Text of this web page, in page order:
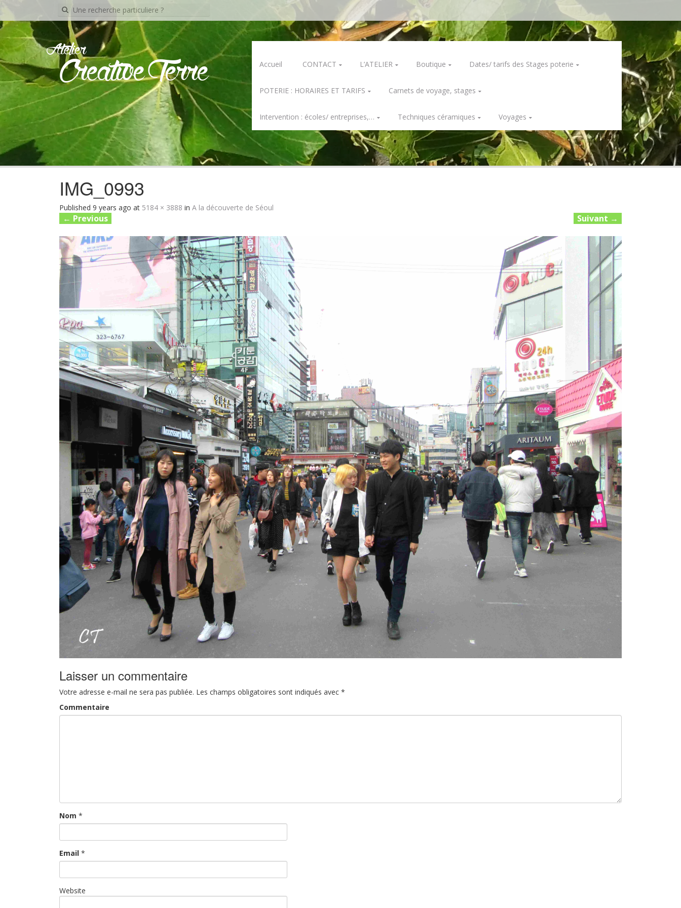
Recherche
pour:
Atelier
Creative Terre
Skip
Accueil CONTACT L’ATELIER Boutique Dates/ tarifs des Stages poterie
POTERIE : HORAIRES ET TARIFS Carnets de voyage, stages
Intervention : écoles/ entreprises,… Techniques céramiques Voyages
IMG_0993
Published 9 years ago at 5184 × 3888 in A la découverte de Séoul
← Previous Suivant →
Laisser un commentaire
Votre adresse e-mail ne sera pas publiée. Les champs obligatoires sont indiqués avec *
Commentaire
Nom *
Email *
Website